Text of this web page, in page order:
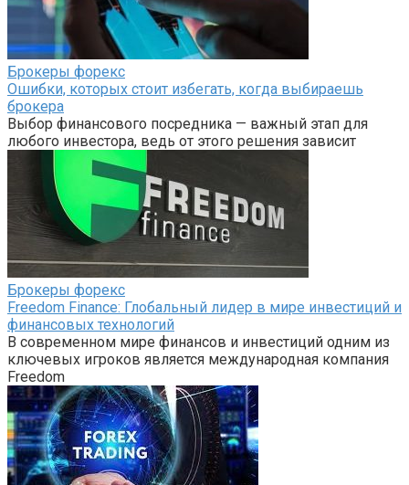
Брокеры форекс
Ошибки, которых стоит избегать, когда выбираешь
брокера
Выбор финансового посредника — важный этап для
любого инвестора, ведь от этого решения зависит
Брокеры форекс
Freedom Finance: Глобальный лидер в мире инвестиций и
финансовых технологий
В современном мире финансов и инвестиций одним из
ключевых игроков является международная компания
Freedom